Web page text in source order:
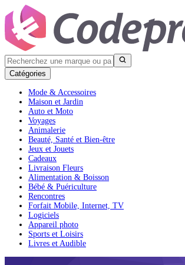
Catégories
Mode & Accessoires
Maison et Jardin
Auto et Moto
Voyages
Animalerie
Beauté, Santé et Bien-être
Jeux et Jouets
Cadeaux
Livraison Fleurs
Alimentation & Boisson
Bébé & Puériculture
Rencontres
Forfait Mobile, Internet, TV
Logiciels
Appareil photo
Sports et Loisirs
Livres et Audible